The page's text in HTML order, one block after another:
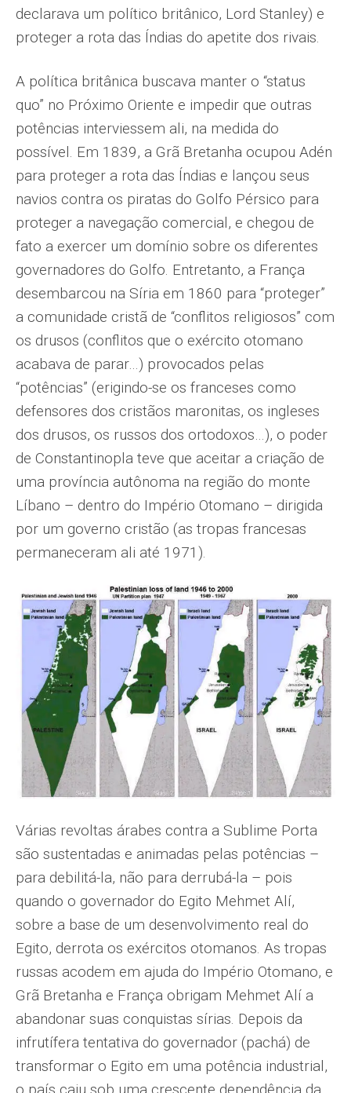
declarava um político britânico, Lord Stanley) e
proteger a rota das Índias do apetite dos rivais.
A política britânica buscava manter o “status
quo” no Próximo Oriente e impedir que outras
potências interviessem ali, na medida do
possível. Em 1839, a Grã Bretanha ocupou Adén
para proteger a rota das Índias e lançou seus
navios contra os piratas do Golfo Pérsico para
proteger a navegação comercial, e chegou de
fato a exercer um domínio sobre os diferentes
governadores do Golfo. Entretanto, a França
desembarcou na Síria em 1860 para “proteger”
a comunidade cristã de “conflitos religiosos” com
os drusos (conflitos que o exército otomano
acabava de parar…) provocados pelas
“potências” (erigindo-se os franceses como
defensores dos cristãos maronitas, os ingleses
dos drusos, os russos dos ortodoxos…), o poder
de Constantinopla teve que aceitar a criação de
uma província autônoma na região do monte
Líbano – dentro do Império Otomano – dirigida
por um governo cristão (as tropas francesas
permaneceram ali até 1971).
Várias revoltas árabes contra a Sublime Porta
são sustentadas e animadas pelas potências –
para debilitá-la, não para derrubá-la – pois
quando o governador do Egito Mehmet Alí,
sobre a base de um desenvolvimento real do
Egito, derrota os exércitos otomanos. As tropas
russas acodem em ajuda do Império Otomano, e
Grã Bretanha e França obrigam Mehmet Alí a
abandonar suas conquistas sírias. Depois da
infrutífera tentativa do governador (pachá) de
transformar o Egito em uma potência industrial,
o país caiu sob uma crescente dependência da